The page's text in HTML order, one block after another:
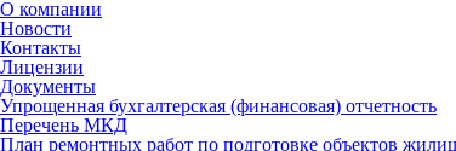
О компании
Новости
Контакты
Лицензии
Документы
Упрощенная бухгалтерская (финансовая) отчетность
Перечень МКД
План ремонтных работ по подготовке объектов